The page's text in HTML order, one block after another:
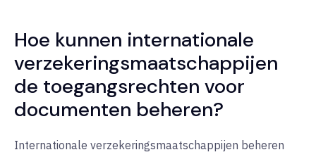
Hoe kunnen internationale
verzekeringsmaatschappijen
de toegangsrechten voor
documenten beheren?
Internationale verzekeringsmaatschappijen beheren